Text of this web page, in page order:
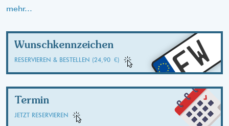
mehr...
Wunschkennzeichen
RESERVIEREN & BESTELLEN (24,90 €) FW
Termin
JETZT RESERVIEREN